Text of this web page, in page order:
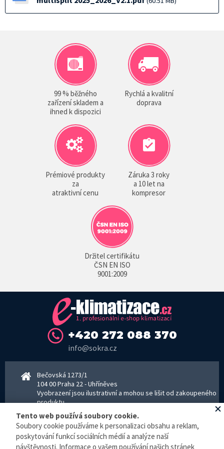
99 % běžného
zařízení skladem a
ihned k dispozici
Rychlá a kvalitní
doprava
Prémiové produkty
za
atraktivní cenu
Záruka 3 roky
a 10 let na
kompresor
Držitel certifikátu
ČSN EN ISO
9001:2009
+420 272 088 370
info@sokra.cz
Bečovská 1273/1
104 00 Praha 22 - Uhříněves
Vyobrazení jsou ilustrativní a mohou se lišit od zakoupeného
produktu.
www.sokra.cz│www.haier-klimatizace.cz
Otevírací doba
Tento web používá soubory cookie.
Soubory cookie používáme k personalizaci obsahu a reklam,
poskytování funkcí sociálních médií a analýze naší
návštěvnosti. Informace o vašem používání našich stránek